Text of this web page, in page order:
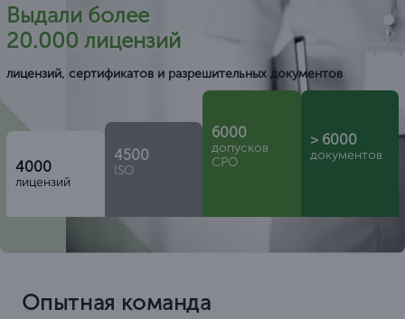
Выдали более
20.000 лицензий
лицензий, сертификатов и разрешительных документов
4000
лицензий
4500
ISO
6000
допусков
СРО
> 6000
документов
Опытная команда